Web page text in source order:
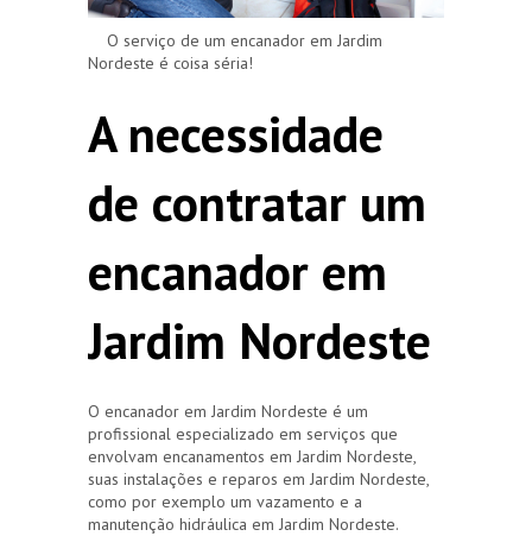
O serviço de um encanador em Jardim
Nordeste é coisa séria!
A necessidade
de contratar um
encanador em
Jardim Nordeste
O encanador em Jardim Nordeste é um
profissional especializado em serviços que
envolvam encanamentos em Jardim Nordeste,
suas instalações e reparos em Jardim Nordeste,
como por exemplo um vazamento e a
manutenção hidráulica em Jardim Nordeste.